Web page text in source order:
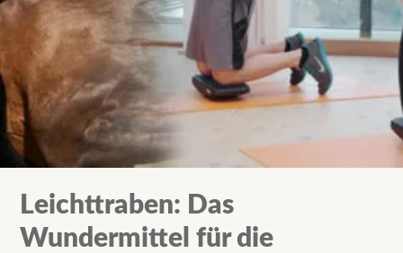
Leichttraben: Das
Wundermittel für die